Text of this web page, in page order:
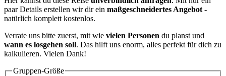
paar Details erstellen wir dir ein maßgeschneidertes Angebot -
natürlich komplett kostenlos.
Verrate uns bitte zuerst, mit wie vielen Personen du planst und
wann es losgehen soll. Das hilft uns enorm, alles perfekt für dich zu
kalkulieren. Vielen Dank!
Gruppen-Größe